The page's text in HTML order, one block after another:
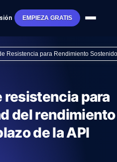
EMPIEZA GRATIS
Resistencia para Rendimiento Sostenido
resistencia para
del rendimiento
de la API